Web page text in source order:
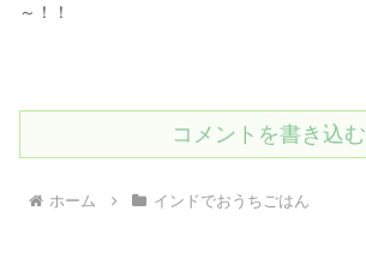
～！！
コメントを書き込む
ホーム インドでおうちごはん